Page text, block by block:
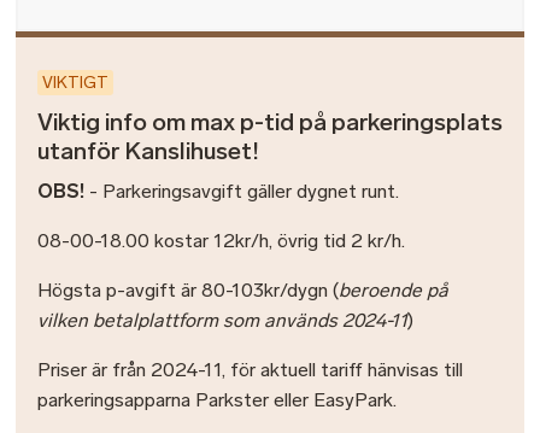
VIKTIGT
Viktig info om max p-tid på parkeringsplats
utanför Kanslihuset!
OBS! - Parkeringsavgift gäller dygnet runt.
08-00-18.00 kostar 12kr/h, övrig tid 2 kr/h.
Högsta p-avgift är 80-103kr/dygn (beroende på
vilken betalplattform som används 2024-11)
Priser är från 2024-11, för aktuell tariff hänvisas till
parkeringsapparna Parkster eller EasyPark.